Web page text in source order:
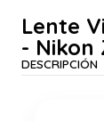
Lente
- Nikon
DESCRIPCIÓN